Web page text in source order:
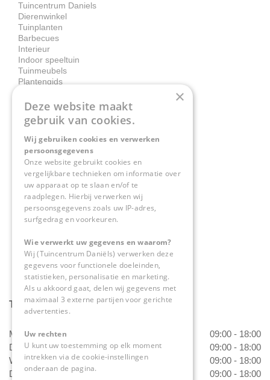
Tuincentrum Daniels
Dierenwinkel
Tuinplanten
Barbecues
Interieur
Indoor speeltuin
Tuinmeubels
Plantengids
Contact
Tuincentrum Daniëls
Herkenbosserweg 4
6063 NL Vlodrop
0475-534298
info@tuincentrumdaniels.nl
Tuincentrum Daniëls
Maandag
09:00 - 18:00
Dinsdag
09:00 - 18:00
Woensdag
09:00 - 18:00
Donderdag
09:00 - 18:00
×
Deze website maakt
gebruik van cookies.
Wij gebruiken cookies en verwerken
persoonsgegevens
Onze website gebruikt cookies en
vergelijkbare technieken om informatie over
uw apparaat op te slaan en/of te
raadplegen. Hierbij verwerken wij
persoonsgegevens zoals uw IP-adres,
surfgedrag en voorkeuren.
Wie verwerkt uw gegevens en waarom?
Wij (Tuincentrum Daniëls) verwerken deze
gegevens voor functionele doeleinden,
statistieken, personalisatie en marketing.
Als u akkoord gaat, delen wij gegevens met
maximaal 3 externe partijen voor gerichte
advertenties.
Uw rechten
U kunt uw toestemming op elk moment
intrekken via de cookie-instellingen
onderaan de pagina.